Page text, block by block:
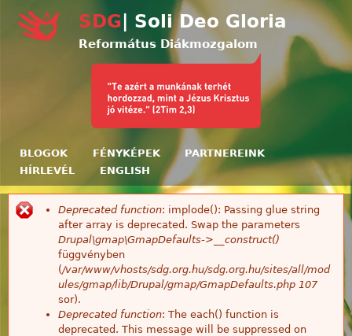
Ugrás a tartalomra
SDG | Soli Deo Gloria
Református Diákmozgalom
BLOGOK FÉNYKÉPEK
PARTNEREINK
HÍRLEVÉL
ENGLISH
Hibaüzenet
Deprecated function: implode(): Passing glue string
after array is deprecated. Swap the parameters
Drupal\gmap\GmapDefaults->__construct()
függvényben
(/var/www/vhosts/sdg.org.hu/sdg.org.hu/sites/all/mod
ules/gmap/lib/Drupal/gmap/GmapDefaults.php 107
sor).
Deprecated function: The each() function is
deprecated. This message will be suppressed on